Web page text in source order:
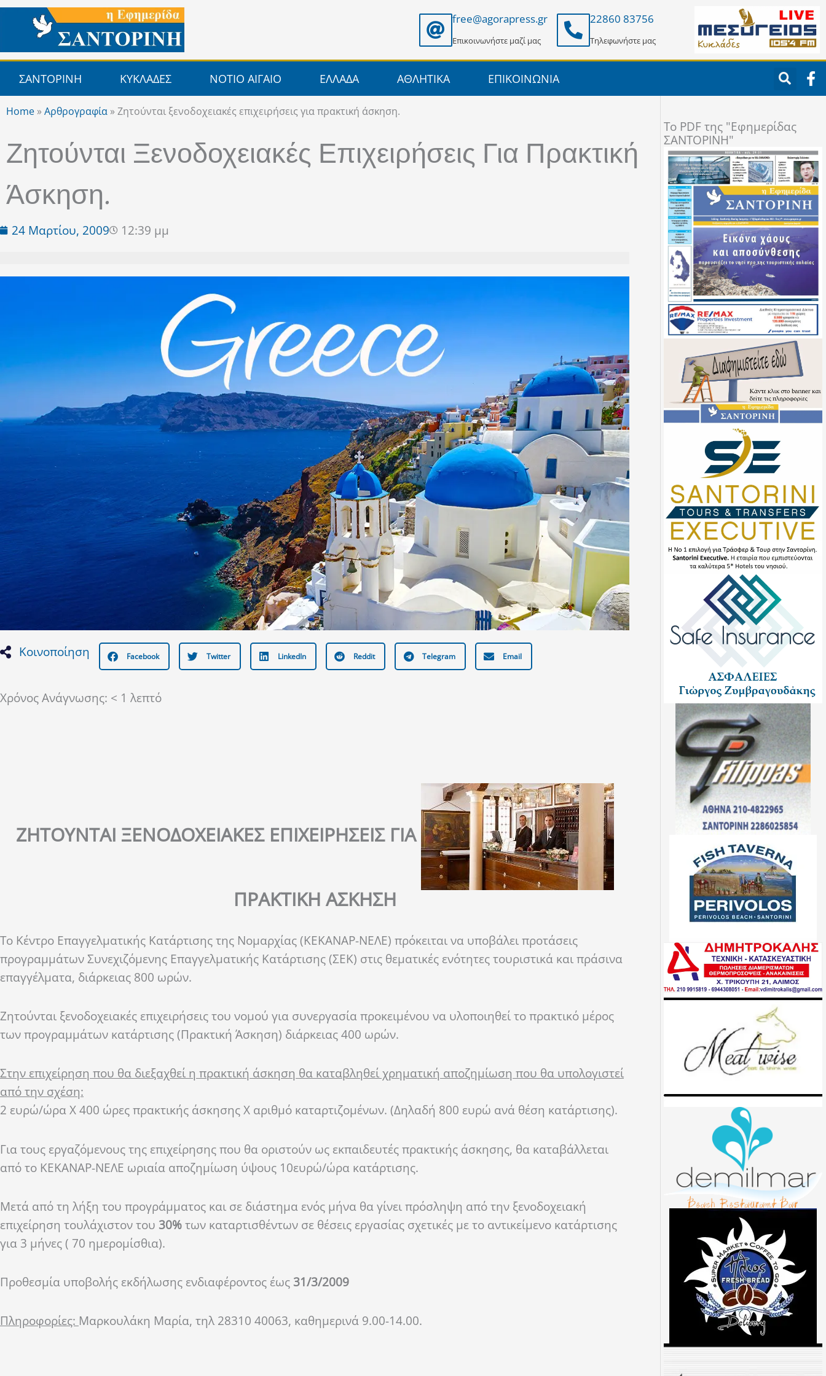
Μετάβαση
περιεχόμενο
free@agorapress.gr
Επικοινωνήστε μαζί μας
22860 83756
Τηλεφωνήστε μας
ΣΑΝΤΟΡΙΝΗ ΚΥΚΛΑΔΕΣ ΝΟΤΙΟ ΑΙΓΑΙΟ ΕΛΛΑΔΑ ΑΘΛΗΤΙΚΑ ΕΠΙΚΟΙΝΩΝΙΑ F
a
c
o
k
-
f
Home »Αρθρογραφία »Ζητούνται ξενοδοχειακές επιχειρήσεις για πρακτική άσκηση.
Ζητούνται Ξενοδοχειακές Επιχειρήσεις Για Πρακτική
Άσκηση.
24 Μαρτίου, 2009 12:39 μμ
Κοινοποίηση Facebook Twitter LinkedIn Reddit Telegram Email
Χρόνος Ανάγνωσης: < 1 λεπτό
ΖΗΤΟΥΝΤΑΙ ΞΕΝΟΔΟΧΕΙΑΚΕΣ ΕΠΙΧΕΙΡΗΣΕΙΣ ΓΙΑ
ΠΡΑΚΤΙΚΗ ΑΣΚΗΣΗ
Το Κέντρο Επαγγελματικής Κατάρτισης της Νομαρχίας (ΚΕΚΑΝΑΡ-ΝΕΛΕ) πρόκειται να υποβάλει προτάσεις
προγραμμάτων Συνεχιζόμενης Επαγγελματικής Κατάρτισης (ΣΕΚ) στις θεματικές ενότητες τουριστικά και πράσινα
επαγγέλματα, διάρκειας 800 ωρών.
Ζητούνται ξενοδοχειακές επιχειρήσεις του νομού για συνεργασία προκειμένου να υλοποιηθεί το πρακτικό μέρος
των προγραμμάτων κατάρτισης (Πρακτική Άσκηση) διάρκειας 400 ωρών.
Στην επιχείρηση που θα διεξαχθεί η πρακτική άσκηση θα καταβληθεί χρηματική αποζημίωση που θα υπολογιστεί
από την σχέση:
2 ευρώ/ώρα Χ 400 ώρες πρακτικής άσκησης Χ αριθμό καταρτιζομένων. (Δηλαδή 800 ευρώ ανά θέση κατάρτισης).
Για τους εργαζόμενους της επιχείρησης που θα οριστούν ως εκπαιδευτές πρακτικής άσκησης, θα καταβάλλεται
από το ΚΕΚΑΝΑΡ-ΝΕΛΕ ωριαία αποζημίωση ύψους 10ευρώ/ώρα κατάρτισης.
Μετά από τη λήξη του προγράμματος και σε διάστημα ενός μήνα θα γίνει πρόσληψη από την ξενοδοχειακή
επιχείρηση τουλάχιστον του 30%των καταρτισθέντων σε θέσεις εργασίας σχετικές με το αντικείμενο κατάρτισης
για 3 μήνες ( 70 ημερομίσθια).
Προθεσμία υποβολής εκδήλωσης ενδιαφέροντος έως 31/3/2009
Πληροφορίες: Μαρκουλάκη Μαρία, τηλ 28310 40063, καθημερινά 9.00-14.00.
To PDF της "Εφημερίδας
ΣΑΝΤΟΡΙΝΗ"